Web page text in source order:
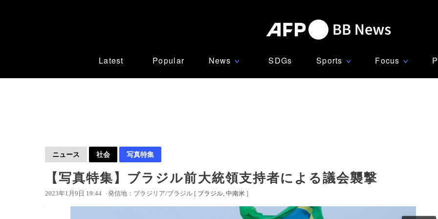
Latest Popular News ∨ SDGs Sports ∨ Focus ∨
ニュース 社会 写真特集
【写真特集】ブラジル前大統領支持者による議会襲撃
2023年1月9日 19:44 発信地：ブラジリア/ブラジル [ ブラジル 中南米 ]